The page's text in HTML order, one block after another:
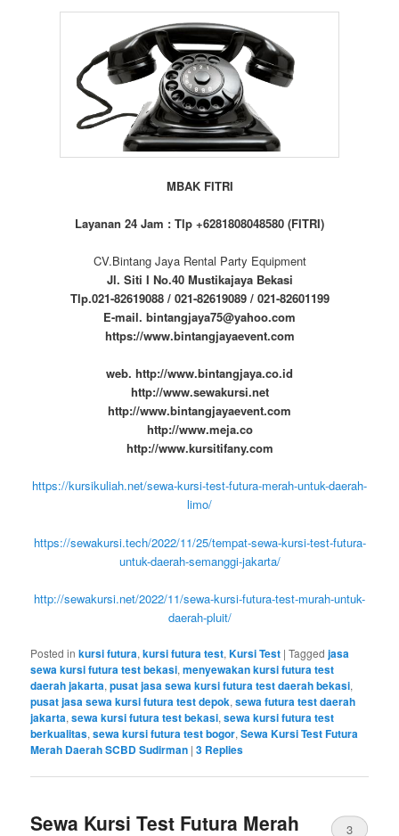
MBAK FITRI
Layanan 24 Jam : Tlp +6281808048580 (FITRI)
CV.Bintang Jaya Rental Party Equipment
Jl. Siti I No.40 Mustikajaya Bekasi
Tlp.021-82619088 / 021-82619089 / 021-82601199
E-mail. bintangjaya75@yahoo.com
https://www.bintangjayaevent.com
web. http://www.bintangjaya.co.id
http://www.sewakursi.net
http://www.bintangjayaevent.com
http://www.meja.co
http://www.kursitifany.com
https://kursikuliah.net/sewa-kursi-test-futura-merah-untuk-daerah-
limo/
https://sewakursi.tech/2022/11/25/tempat-sewa-kursi-test-futura-
untuk-daerah-semanggi-jakarta/
http://sewakursi.net/2022/11/sewa-kursi-futura-test-murah-untuk-
daerah-pluit/
Posted in kursi futura,kursi futura test,Kursi Test |Tagged jasa
sewa kursi futura test bekasi,menyewakan kursi futura test
daerah jakarta,pusat jasa sewa kursi futura test daerah bekasi,
pusat jasa sewa kursi futura test depok,sewa futura test daerah
jakarta,sewa kursi futura test bekasi,sewa kursi futura test
berkualitas,sewa kursi futura test bogor,Sewa Kursi Test Futura
Merah Daerah SCBD Sudirman |3 Replies
Sewa Kursi Test Futura Merah 3